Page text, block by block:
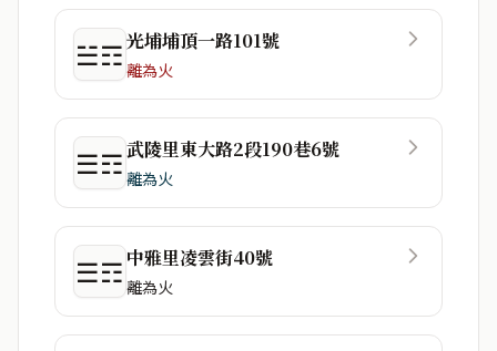
☱☶光埔埔頂一路101號
離為火
☰☶武陵里東大路2段190巷6號
離為火
☰☶ 中雅里凌雲街40號
離為火